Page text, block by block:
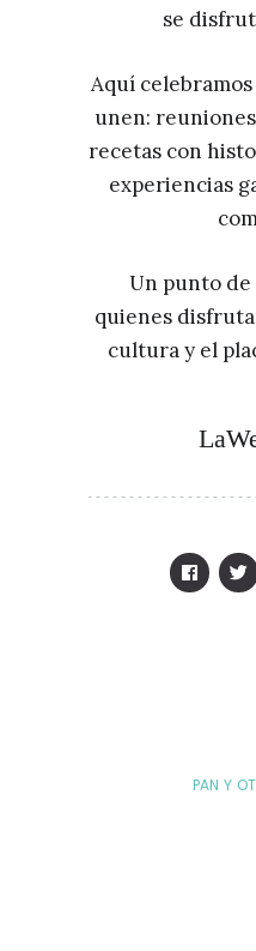
se
Aquí
unen:
recetas con
experiencias
Un punto
quienes
cultura y el
PAN Y